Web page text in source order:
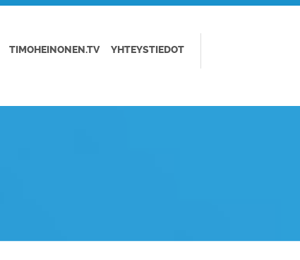
TIMOHEINONEN.TV YHTEYSTIEDOT